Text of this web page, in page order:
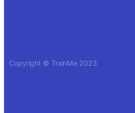
Copyright © TrainMe 2023